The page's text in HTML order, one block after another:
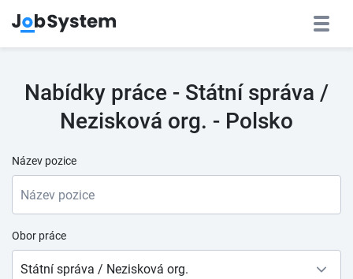
Nabídky práce - Státní správa /
Nezisková org. - Polsko
Název pozice
Obor práce
Státní správa / Nezisková org.